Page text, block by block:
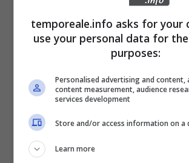
temporeale.info asks for your
use your personal data for
purposes:
Personalised advertising and content,
content measurement, audience
services development
Store and/or access information on a
Learn more